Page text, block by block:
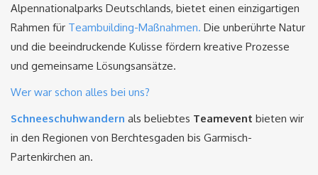
Alpennationalparks Deutschlands, bietet einen einzigartigen
Rahmen für Teambuilding-Maßnahmen. Die unberührte Natur
und die beeindruckende Kulisse fördern kreative Prozesse
und gemeinsame Lösungsansätze.
Wer war schon alles bei uns?
Schneeschuhwandern als beliebtes Teamevent bieten wir
in den Regionen von Berchtesgaden bis Garmisch-
Partenkirchen an.